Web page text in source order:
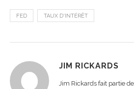
FED TAUX D'INTÉRÊT
JIM RICKARDS
Jim Rickards fait partie